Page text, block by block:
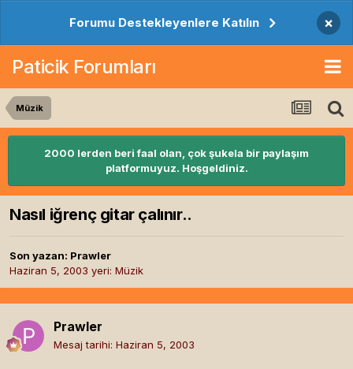
Forumu Destekleyenlere Katılın ×
Paticik Forumları
Müzik
2000 lerden beri faal olan, çok şukela bir paylaşım
platformuyuz. Hoşgeldiniz.
Nasıl iğrenç gitar çalınır..
Son yazan: Prawler
Haziran 5, 2003 yeri: Müzik
Prawler
Mesaj tarihi: Haziran 5, 2003